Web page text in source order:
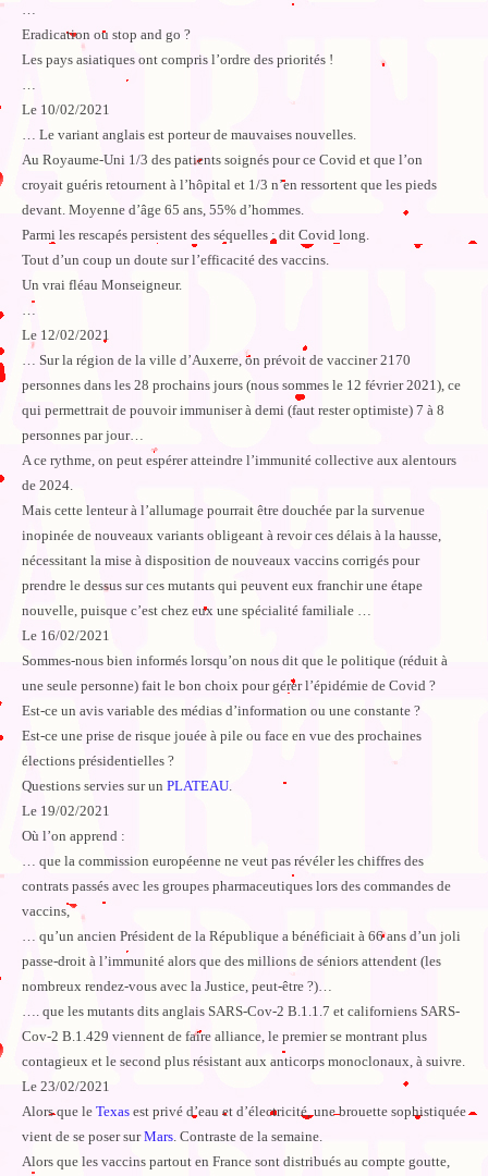
…
Eradication ou stop and go ?
Les pays asiatiques ont compris l’ordre des priorités !
…
Le 10/02/2021
… Le variant anglais est porteur de mauvaises nouvelles.
Au Royaume-Uni 1/3 des patients soignés pour ce Covid et que l’on
croyait guéris retournent à l’hôpital et 1/3 n’en ressortent que les pieds
devant. Moyenne d’âge 65 ans, 55% d’hommes.
Parmi les rescapés persistent des séquelles : dit Covid long.
Tout d’un coup un doute sur l’efficacité des vaccins.
Un vrai fléau Monseigneur.
…
Le 12/02/2021
… Sur la région de la ville d’Auxerre, on prévoit de vacciner 2170
personnes dans les 28 prochains jours (nous sommes le 12 février 2021), ce
qui permettrait de pouvoir immuniser à demi (faut rester optimiste) 7 à 8
personnes par jour…
A ce rythme, on peut espérer atteindre l’immunité collective aux alentours
de 2024.
Mais cette lenteur à l’allumage pourrait être douchée par la survenue
inopinée de nouveaux variants obligeant à revoir ces délais à la hausse,
nécessitant la mise à disposition de nouveaux vaccins corrigés pour
prendre le dessus sur ces mutants qui peuvent eux franchir une étape
nouvelle, puisque c’est chez eux une spécialité familiale …
Le 16/02/2021
Sommes-nous bien informés lorsqu’on nous dit que le politique (réduit à
une seule personne) fait le bon choix pour gérer l’épidémie de Covid ?
Est-ce un avis variable des médias d’information ou une constante ?
Est-ce une prise de risque jouée à pile ou face en vue des prochaines
élections présidentielles ?
Questions servies sur un PLATEAU.
Le 19/02/2021
Où l’on apprend :
… que la commission européenne ne veut pas révéler les chiffres des
contrats passés avec les groupes pharmaceutiques lors des commandes de
vaccins,
… qu’un ancien Président de la République a bénéficiait à 66 ans d’un joli
passe-droit à l’immunité alors que des millions de séniors attendent (les
nombreux rendez-vous avec la Justice, peut-être ?)…
…. que les mutants dits anglais SARS-Cov-2 B.1.1.7 et californiens SARS-
Cov-2 B.1.429 viennent de faire alliance, le premier se montrant plus
contagieux et le second plus résistant aux anticorps monoclonaux, à suivre.
Le 23/02/2021
Alors que le Texas est privé d’eau et d’électricité, une brouette sophistiquée
vient de se poser surMars. Contraste de la semaine.
Alors que les vaccins partout en France sont distribués au compte goutte,